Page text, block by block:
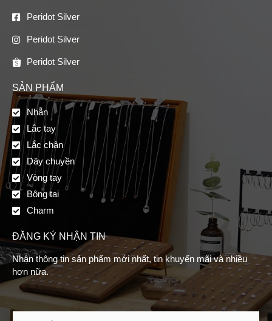
Peridot Silver
Peridot Silver
Peridot Silver
SẢN PHẨM
Nhẫn
Lắc tay
Lắc chân
Dây chuyền
Vòng tay
Bông tai
Charm
ĐĂNG KÝ NHẬN TIN
Nhận thông tin sản phẩm mới nhất, tin khuyến mãi và nhiều
hơn nữa.